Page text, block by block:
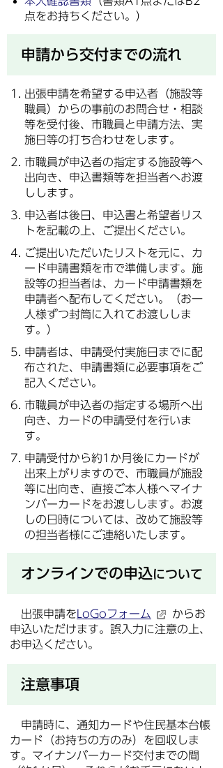
点をお持ちください。）
申請から交付までの流れ
出張申請を希望する申込者（施設等
職員）からの事前のお問合せ・相談
等を受付後、市職員と申請方法、実
施日等の打ち合わせをします。
市職員が申込者の指定する施設等へ
出向き、申込書類等を担当者へお渡
しします。
申込者は後日、申込書と希望者リス
トを記載の上、ご提出ください。
ご提出いただいたリストを元に、カ
ード申請書類を市で準備します。施
設等の担当者は、カード申請書類を
申請者へ配布してください。（お一
人様ずつ封筒に入れてお渡ししま
す。）
申請者は、申請受付実施日までに配
布された、申請書類に必要事項をご
記入ください。
市職員が申込者の指定する場所へ出
向き、カードの申請受付を行いま
す。
申請受付から約1か月後にカードが
出来上がりますので、市職員が施設
等に出向き、直接ご本人様へマイナ
ンバーカードをお渡しします。お渡
しの日時については、改めて施設等
の担当者様にご連絡いたします。
オンラインでの申込について
出張申請を LoGoフォーム
からお
申込いただけます。誤入力に注意の上、
お申込ください。
注意事項
申請時に、通知カードや住民基本台帳
カード（お持ちの方のみ）を回収しま
す。マイナンバーカード交付までの間